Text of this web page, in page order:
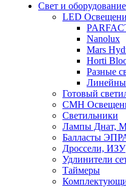
Свет и оборудование
LED
Nanolux
Mars
Horti
Разные
Готовый
CMH
Светильники
Лампы Днат,
Балласты
Дроссели, ИЗУ
Удлинители
Таймеры